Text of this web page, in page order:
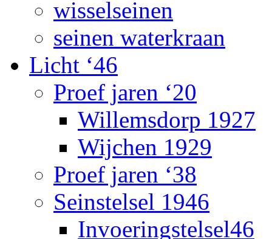
wisselseinen
seinen waterkraan
Licht ‘46
Proef jaren ‘20
Willemsdorp 1927
Wijchen 1929
Proef jaren ‘38
Seinstelsel 1946
Invoeringstelsel46